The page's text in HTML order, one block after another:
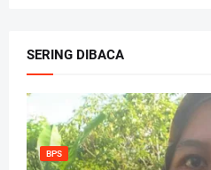
SERING DIBACA
BPS